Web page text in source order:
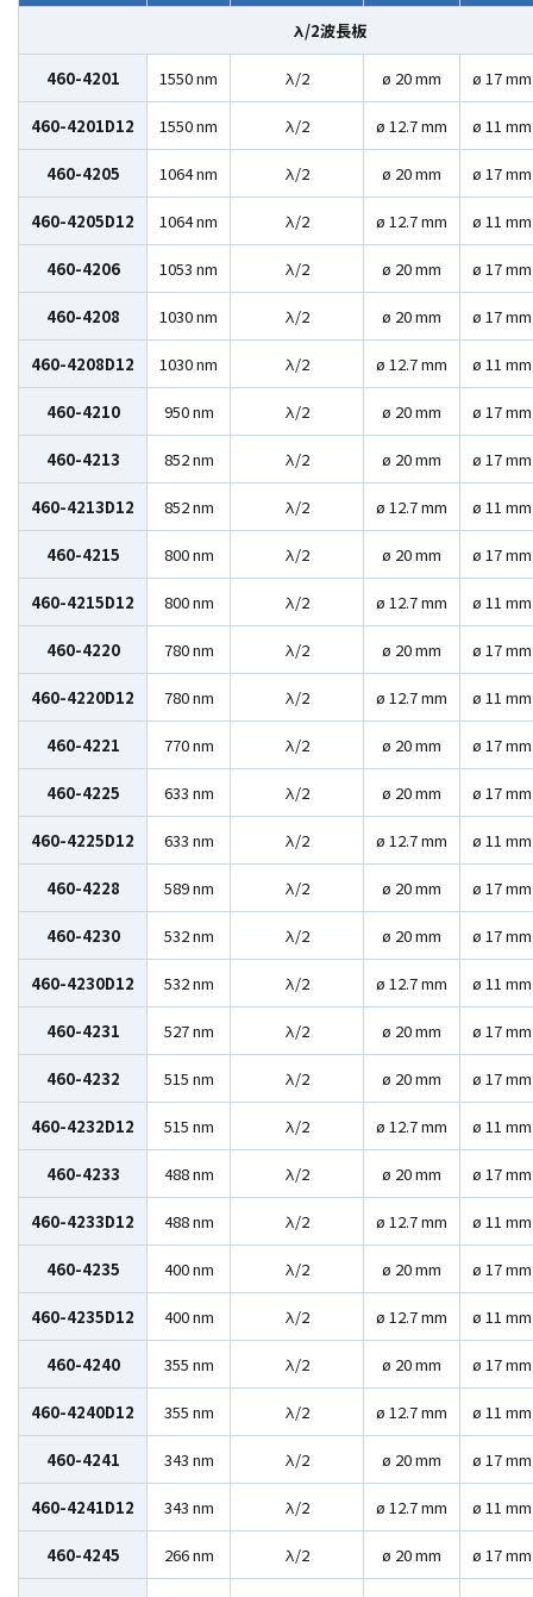
λ/2波長板
460-4201 1550 nm λ/2 ø 20 mm ø 17 mm
460-4201D12 1550 nm λ/2 ø 12.7 mm ø 11 mm
460-4205 1064 nm λ/2 ø 20 mm ø 17 mm
460-4205D12 1064 nm λ/2 ø 12.7 mm ø 11 mm
460-4206 1053 nm λ/2 ø 20 mm ø 17 mm
460-4208 1030 nm λ/2 ø 20 mm ø 17 mm
460-4208D12 1030 nm λ/2 ø 12.7 mm ø 11 mm
460-4210 950 nm λ/2 ø 20 mm ø 17 mm
460-4213 852 nm λ/2 ø 20 mm ø 17 mm
460-4213D12 852 nm λ/2 ø 12.7 mm ø 11 mm
460-4215 800 nm λ/2 ø 20 mm ø 17 mm
460-4215D12 800 nm λ/2 ø 12.7 mm ø 11 mm
460-4220 780 nm λ/2 ø 20 mm ø 17 mm
460-4220D12 780 nm λ/2 ø 12.7 mm ø 11 mm
460-4221 770 nm λ/2 ø 20 mm ø 17 mm
460-4225 633 nm λ/2 ø 20 mm ø 17 mm
460-4225D12 633 nm λ/2 ø 12.7 mm ø 11 mm
460-4228 589 nm λ/2 ø 20 mm ø 17 mm
460-4230 532 nm λ/2 ø 20 mm ø 17 mm
460-4230D12 532 nm λ/2 ø 12.7 mm ø 11 mm
460-4231 527 nm λ/2 ø 20 mm ø 17 mm
460-4232 515 nm λ/2 ø 20 mm ø 17 mm
460-4232D12 515 nm λ/2 ø 12.7 mm ø 11 mm
460-4233 488 nm λ/2 ø 20 mm ø 17 mm
460-4233D12 488 nm λ/2 ø 12.7 mm ø 11 mm
460-4235 400 nm λ/2 ø 20 mm ø 17 mm
460-4235D12 400 nm λ/2 ø 12.7 mm ø 11 mm
460-4240 355 nm λ/2 ø 20 mm ø 17 mm
460-4240D12 355 nm λ/2 ø 12.7 mm ø 11 mm
460-4241 343 nm λ/2 ø 20 mm ø 17 mm
460-4241D12 343 nm λ/2 ø 12.7 mm ø 11 mm
460-4245 266 nm λ/2 ø 20 mm ø 17 mm